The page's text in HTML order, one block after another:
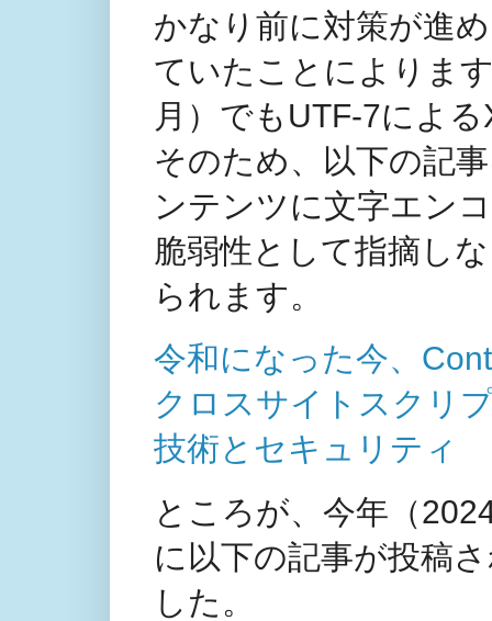
かなり前に対策が進
ていたことによりま
月）でもUTF-7によ
そのため、以下の記
ンテンツに文字エン
脆弱性として指摘し
られます。
令和になった今、
クロスサイトスクリ
技術とセキュリティ
ところが、今年（
に以下の記事が投稿
した。